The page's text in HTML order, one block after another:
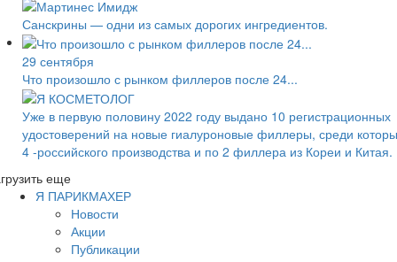
Санскрины — одни из самых дорогих ингредиентов.
29 сентября
Что произошло с рынком филлеров после 24...
Уже в первую половину 2022 году выдано 10 регистрационных
удостоверений на новые гиалуроновые филлеры, среди
4 -российского производства и по 2 филлера из Кореи и Китая.
еще
Я ПАРИКМАХЕР
Новости
Акции
Публикации